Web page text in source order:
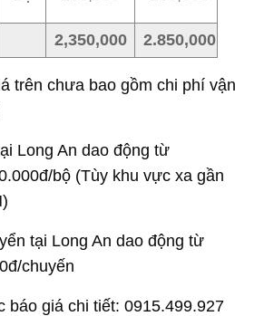
2,350,000 2.850,000
trên chưa bao gồm chi phí vận
Long An dao động từ
bộ (Tùy khu vực xa gần
tại Long An dao động từ
chuyến
báo giá chi tiết: 0915.499.927